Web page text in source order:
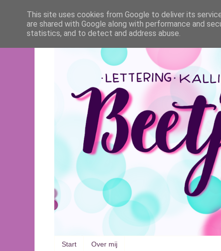
Start Over mij
This site uses cookies from Google to deliver its
are shared with Google along with performance and
statistics, and to detect and address abuse.